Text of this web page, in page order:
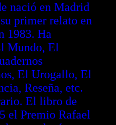
nació en Madrid
primer relato en
1983. Ha
Mundo, El
El Urogallo, El
Reseña, etc.
El libro de
el Premio Rafael